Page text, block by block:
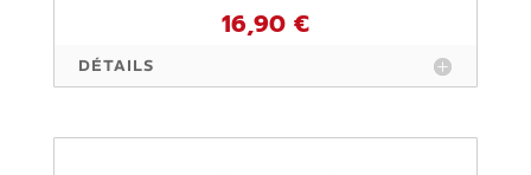
16,90 €
DÉTAILS